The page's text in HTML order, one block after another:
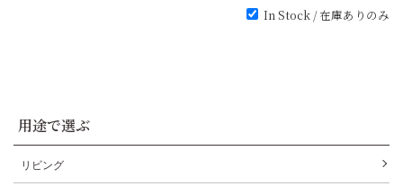
In Stock / 在庫ありのみ
用途で選ぶ
リビング